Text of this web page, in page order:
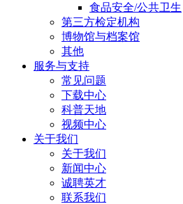
食品安全/公共卫生
第三方检定机构
博物馆与档案馆
其他
服务与支持
常见问题
下载中心
科普天地
视频中心
关于我们
关于我们
新闻中心
诚聘英才
联系我们